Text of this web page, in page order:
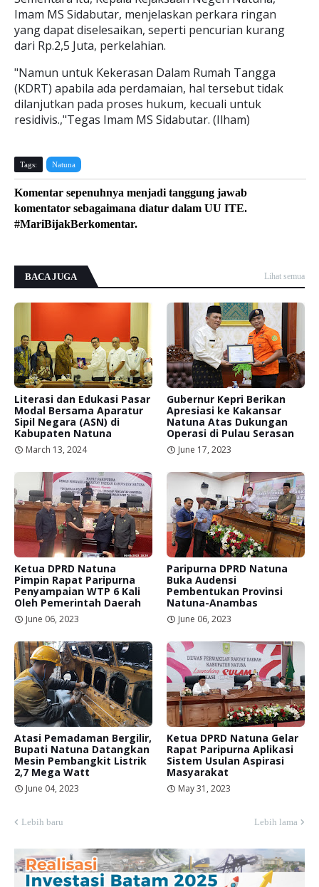
Imam MS Sidabutar, menjelaskan perkara ringan
yang dapat diselesaikan, seperti pencurian kurang
dari Rp.2,5 Juta, perkelahian.
"Namun untuk Kekerasan Dalam Rumah Tangga
(KDRT) apabila ada perdamaian, hal tersebut tidak
dilanjutkan pada proses hukum, kecuali untuk
residivis.,"Tegas Imam MS Sidabutar. (Ilham)
Tags: Natuna
Komentar sepenuhnya menjadi tanggung jawab
komentator sebagaimana diatur dalam UU ITE.
#MariBijakBerkomentar.
BACA JUGA Lihat semua
Literasi dan Edukasi Pasar
Modal Bersama Aparatur
Sipil Negara (ASN) di
Kabupaten Natuna
March 13, 2024
Gubernur Kepri Berikan
Apresiasi ke Kakansar
Natuna Atas Dukungan
Operasi di Pulau Serasan
June 17, 2023
Ketua DPRD Natuna
Pimpin Rapat Paripurna
Penyampaian WTP 6 Kali
Oleh Pemerintah Daerah
June 06, 2023
Paripurna DPRD Natuna
Buka Audensi
Pembentukan Provinsi
Natuna-Anambas
June 06, 2023
Atasi Pemadaman Bergilir,
Bupati Natuna Datangkan
Mesin Pembangkit Listrik
2,7 Mega Watt
June 04, 2023
Ketua DPRD Natuna Gelar
Rapat Paripurna Aplikasi
Sistem Usulan Aspirasi
Masyarakat
May 31, 2023
Lebih baru Lebih lama